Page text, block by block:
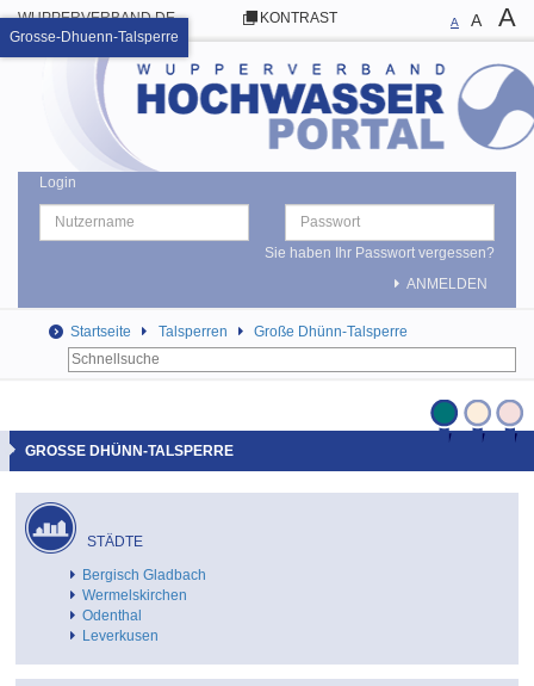
WUPPERVERBAND.DE KONTRAST A A A
Login
Sie haben Ihr Passwort vergessen?
ANMELDEN
Startseite Talsperren Große Dhünn-Talsperre
GROSSE DHÜNN-TALSPERRE
STÄDTE
Bergisch Gladbach
Wermelskirchen
Odenthal
Leverkusen
Grosse-Dhuenn-Talsperre